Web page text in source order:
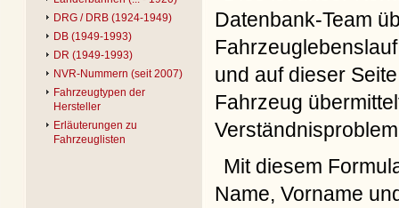
DRG / DRB (1924-1949)
DB (1949-1993)
DR (1949-1993)
NVR-Nummern (seit 2007)
Fahrzeugtypen der
Hersteller
Erläuterungen zu
Fahrzeuglisten
Datenbank-Team
und auf dieser
Fahrzeug
Mit diesem
Name, Vorname